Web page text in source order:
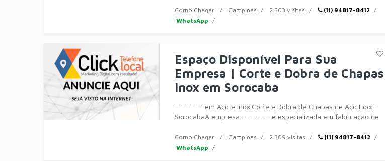
Como Chegar Campinas 2.303 visitas
(11) 94817-8412
WhatsApp
Espaço Disponível Para Sua
Empresa | Corte e Dobra de Chapas
Inox em Sorocaba
-------- em Aço e Inox.Corte e Dobra de Chapas de Aço Inox -
SorocabaA empresa -------- é especializada em fabricação de
Como Chegar Campinas 2.309 visitas
(11) 94817-8412
WhatsApp